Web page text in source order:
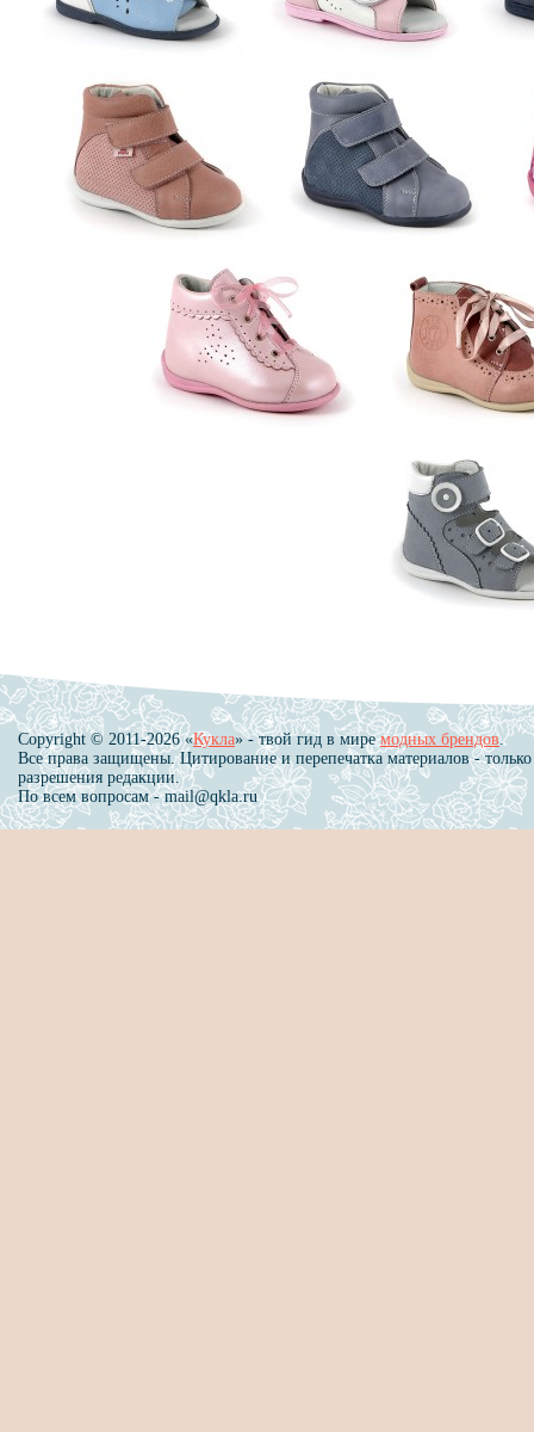
Copyright © 2011-2026 «Кукла» - твой гид в миремодных брендов.
Все права защищены. Цитирование и перепечатка материалов - только
разрешения редакции.
По всем вопросам - mail@qkla.ru